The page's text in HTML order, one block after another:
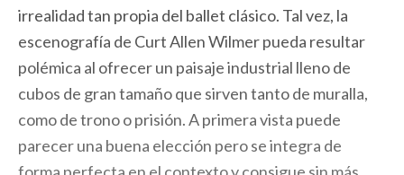
irrealidad tan propia del ballet clásico. Tal vez, la
escenografía de Curt Allen Wilmer pueda resultar
polémica al ofrecer un paisaje industrial lleno de
cubos de gran tamaño que sirven tanto de muralla,
como de trono o prisión. A primera vista puede
parecer una buena elección pero se integra de